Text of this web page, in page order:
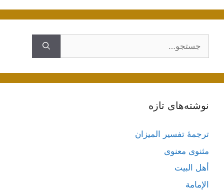
نوشته‌های تازه
ترجمۀ تفسیر المیزان
مثنوی معنوی
أهل البيت
الإمامة